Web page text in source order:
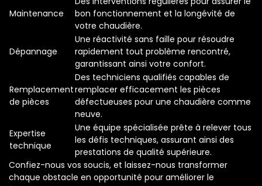
Maintenance
bon fonctionnement et la longévité de
votre chaudière.
Dépannage
Une réactivité sans faille pour résoudre
rapidement tout problème rencontré,
garantissant ainsi votre confort.
Remplacement
de pièces
Des techniciens qualifiés capables de
remplacer efficacement les pièces
défectueuses pour une chaudière comme
neuve.
Expertise
technique
Une équipe spécialisée prête à relever tous
les défis techniques, assurant ainsi des
prestations de qualité supérieure.
Confiez-nous vos soucis, et laissez-nous transformer
chaque obstacle en opportunité pour améliorer le